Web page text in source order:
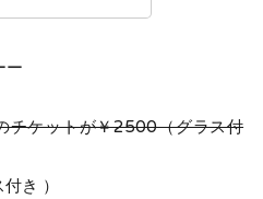
ー
チケットが￥2500（グラス付
き ）